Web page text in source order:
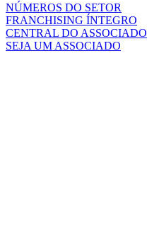
NÚMEROS DO SETOR
FRANCHISING ÍNTEGRO
CENTRAL DO ASSOCIADO
SEJA UM ASSOCIADO